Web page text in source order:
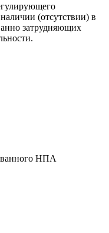
(отсутствии) в
затрудняющих
НПА